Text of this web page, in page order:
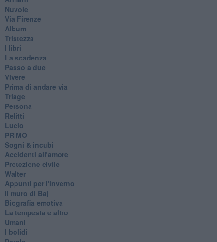
Nuvole
Via Firenze
Album
Tristezza
I libri
La scadenza
Passo a due
Vivere
Prima di andare via
Triage
Persona
Relitti
Lucio
PRIMO
Sogni & incubi
Accidenti all’amore
Protezione civile
Walter
Appunti per l'inverno
Il muro di Baj
Biografia emotiva
La tempesta e altro
Umani
I bolidi